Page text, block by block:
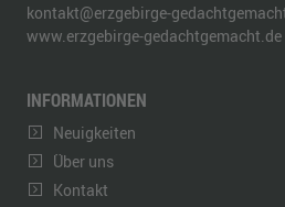
kontakt@erzgebirge-
www.erzgebirge-gedachtgemacht.de
INFORMATIONEN
Neuigkeiten
Über uns
Kontakt